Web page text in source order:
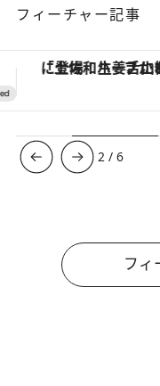
フィーチャー記事
【銀座で出合う最旬美容】美髪ケアや上質な眠り…セルフケアのアッ
3 /6
フィ